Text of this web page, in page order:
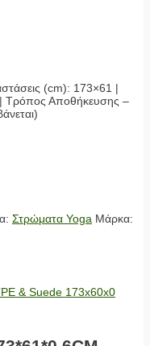
(cm): 173×61 |
Τρόπος Αποθήκευσης –
Στρώματα Yoga Μάρκα: